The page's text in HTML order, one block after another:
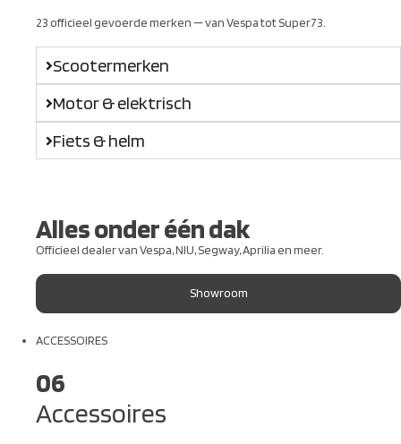
23 officieel gevoerde merken — van Vespa tot Super73.
Scootermerken
Motor & elektrisch
Fiets & helm
Alles onder één dak
Officieel dealer van Vespa, NIU, Segway, Aprilia en meer.
Showroom
ACCESSOIRES
06
Accessoires